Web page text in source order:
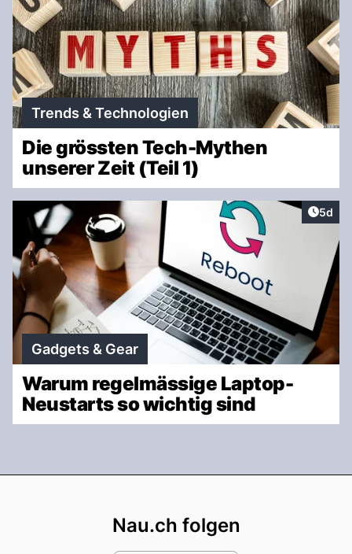
Trends & Technologien
Die grössten Tech-Mythen
unserer Zeit (Teil 1)
5d
Gadgets & Gear
Warum regelmässige Laptop-
Neustarts so wichtig sind
Nau.ch folgen